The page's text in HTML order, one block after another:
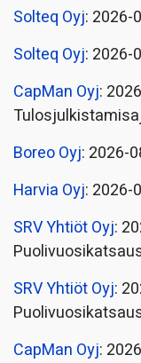
Solteq Oyj: 2026-
Solteq Oyj: 2026-
CapMan Oyj:
Boreo Oyj: 2026-
Harvia Oyj: 2026-
SRV Yhtiöt Oyj:
SRV Yhtiöt Oyj:
CapMan Oyj: